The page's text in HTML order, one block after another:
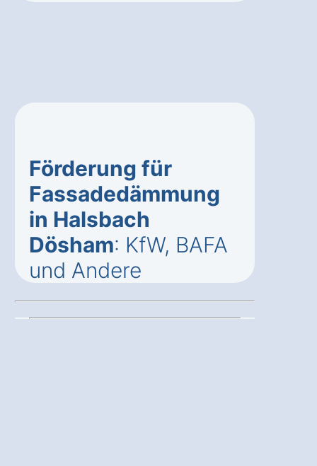
Förderung für
Fassadedämmung
in Halsbach
Dösham: KfW, BAFA
und Andere